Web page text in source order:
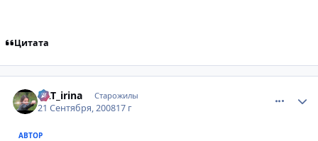
Цитата
KAT_irina Старожилы
21 Сентября, 200817 г
АВТОР